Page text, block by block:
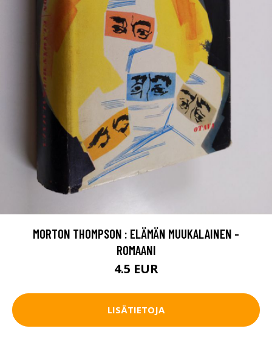
MORTON THOMPSON : ELÄMÄN MUUKALAINEN -
ROMAANI
4.5 EUR
LISÄTIETOJA